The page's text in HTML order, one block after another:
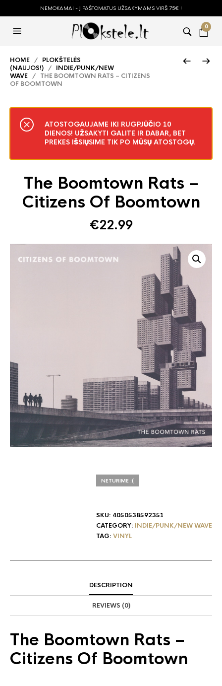
NEMOKAMAI - Į PAŠTOMATUS UŽSAKYMAMS VIRŠ 75€ !
0
HOME / PLOKŠTELĖS
(NAUJOS!) / INDIE/PUNK/NEW
WAVE / THE BOOMTOWN RATS – CITIZENS
OF BOOMTOWN
ATOSTOGAUJAME IKI RUGPJŪČIO 10
DIENOS! UŽSAKYTI GALITE IR DABAR, BET
PREKES IŠSIŲSIME TIK PO MŪSŲ ATOSTOGŲ.
The Boomtown Rats –
Citizens Of Boomtown
€22.99
NETURIME :(
SKU: 4050538592351
CATEGORY: INDIE/PUNK/NEW WAVE
TAG: VINYL
DESCRIPTION
REVIEWS (0)
The Boomtown Rats –
Citizens Of Boomtown